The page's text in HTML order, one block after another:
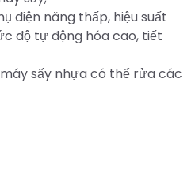
điện năng thấp, hiệu suất
độ tự động hóa cao, tiết
sấy nhựa có thể rửa các